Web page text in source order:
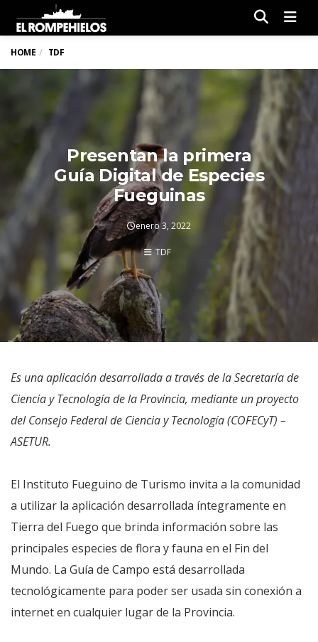
HOME TDF
Presentan la primera
Guía Digital de Especies
Fueguinas
enero 3, 2022
TDF
Es una aplicación desarrollada a través de la Secretaría de
Ciencia y Tecnología de la Provincia, mediante un proyecto
del Consejo Federal de Ciencia y Tecnología (COFECyT) –
ASETUR.
El Instituto Fueguino de Turismo invita a la comunidad
a utilizar la aplicación desarrollada íntegramente en
Tierra del Fuego que brinda información sobre las
principales especies de flora y fauna en el Fin del
Mundo. La Guía de Campo está desarrollada
tecnológicamente para poder ser usada sin conexión a
internet en cualquier lugar de la Provincia.